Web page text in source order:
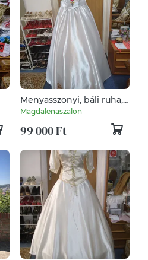
Menyasszonyi, báli ruha,
kalocsai himzéssel
diszítve.
Magdalenaszalon
99 000 Ft